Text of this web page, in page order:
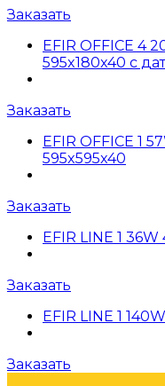
Заказать
EFIR OFFICE 4
595x180x40 с
Заказать
EFIR OFFICE 1
595x595x40
Заказать
EFIR LINE 1
Заказать
EFIR LINE 1
Заказать